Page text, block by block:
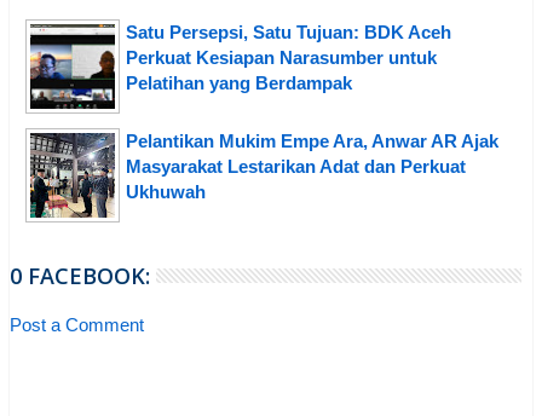
Satu Persepsi, Satu Tujuan: BDK Aceh
Perkuat Kesiapan Narasumber untuk
Pelatihan yang Berdampak
Pelantikan Mukim Empe Ara, Anwar AR Ajak
Masyarakat Lestarikan Adat dan Perkuat
Ukhuwah
0 FACEBOOK:
Post a Comment